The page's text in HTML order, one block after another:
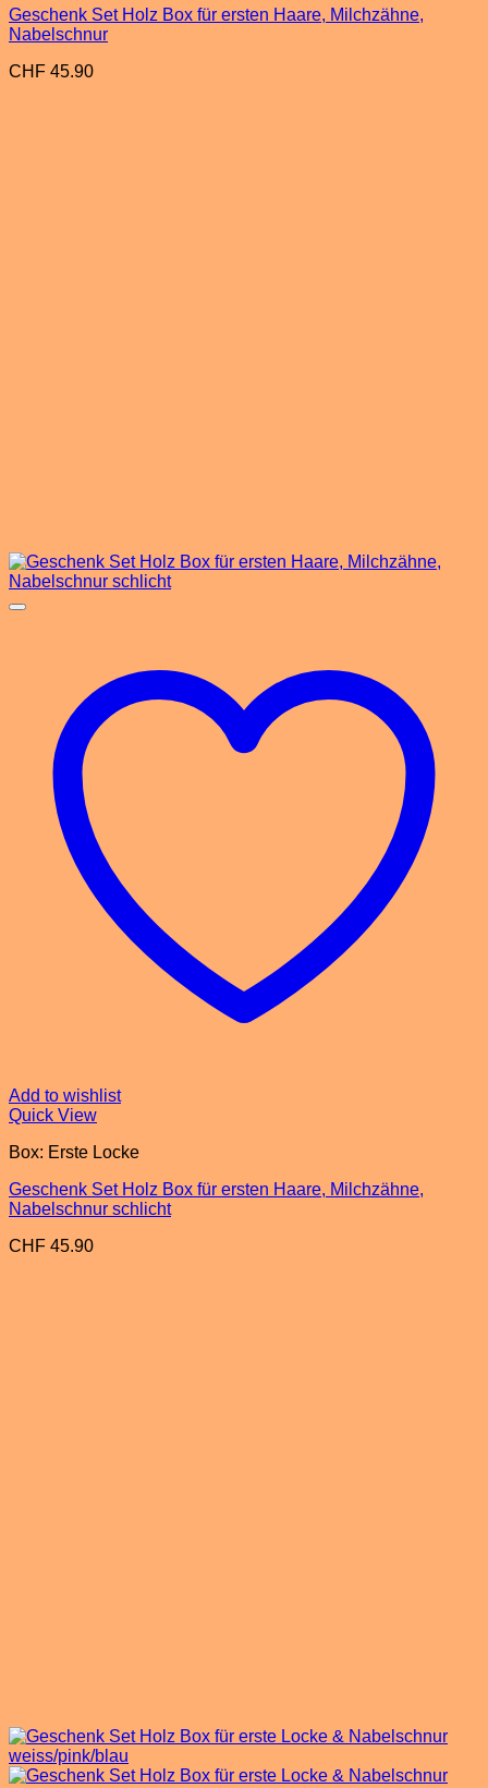
Geschenk Set Holz Box für ersten Haare, Milchzähne,
Nabelschnur
CHF 45.90
Add to wishlist
Quick View
Box: Erste Locke
Geschenk Set Holz Box für ersten Haare, Milchzähne,
Nabelschnur schlicht
CHF 45.90